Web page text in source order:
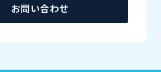
お問い合わせ